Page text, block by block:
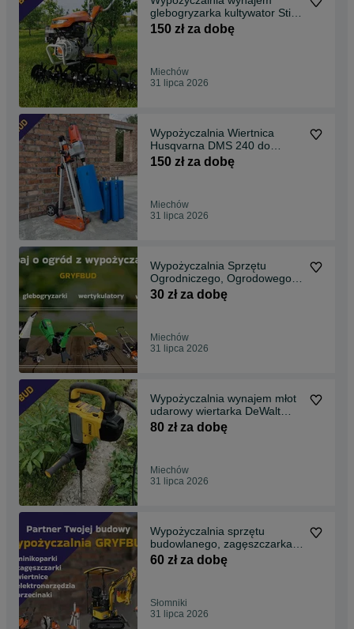
glebogryzarka kultywator Stihl
Cedrus Miechów
150 zł za dobę
Miechów
31 lipca 2026
Wypożyczalnia Wiertnica
Husqvarna DMS 240 do
betonu - wynajem Miechów
150 zł za dobę
Miechów
31 lipca 2026
Wypożyczalnia Sprzętu
Ogrodniczego, Ogrodowego
Miechów - Usługi
30 zł za dobę
Miechów
31 lipca 2026
Wypożyczalnia wynajem młot
udarowy wiertarka DeWalt
19,4J Miechów
80 zł za dobę
Miechów
31 lipca 2026
Wypożyczalnia sprzętu
budowlanego, zagęszczarka,
wiertnica Miechów
60 zł za dobę
Słomniki
31 lipca 2026